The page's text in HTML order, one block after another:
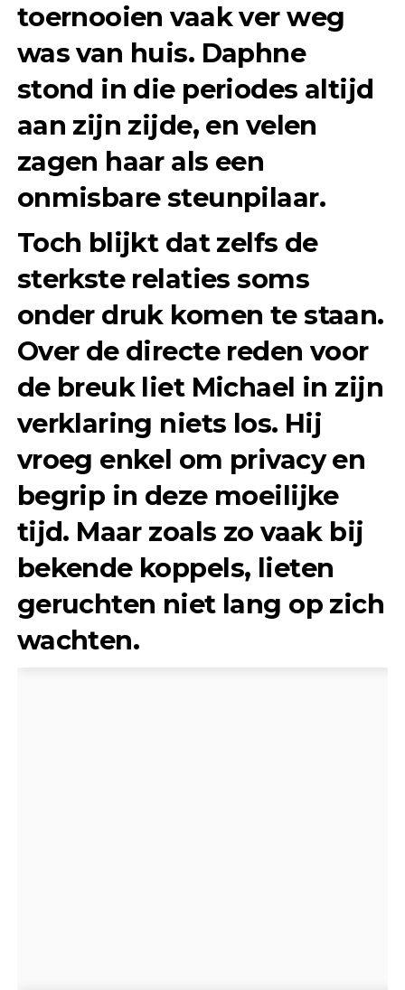
toernooien vaak ver weg
was van huis. Daphne
stond in die periodes altijd
aan zijn zijde, en velen
zagen haar als een
onmisbare steunpilaar.
Toch blijkt dat zelfs de
sterkste relaties soms
onder druk komen te staan.
Over de directe reden voor
de breuk liet Michael in zijn
verklaring niets los. Hij
vroeg enkel om privacy en
begrip in deze moeilijke
tijd. Maar zoals zo vaak bij
bekende koppels, lieten
geruchten niet lang op zich
wachten.